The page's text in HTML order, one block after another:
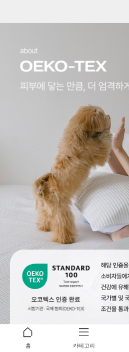
홈 카테고리